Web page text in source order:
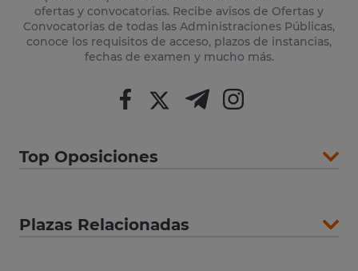
ofertas y convocatorias. Recibe avisos de Ofertas y
Convocatorias de todas las Administraciones Públicas,
conoce los requisitos de acceso, plazos de instancias,
fechas de examen y mucho más.
Top Oposiciones
Plazas Relacionadas